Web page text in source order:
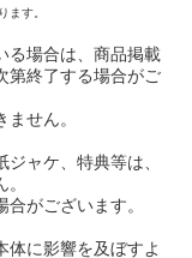
ます。
る場合は、商品掲載
第終了する場合がご
せん。
ャケ、特典等は、
がございます。
体に影響を及ぼすよ